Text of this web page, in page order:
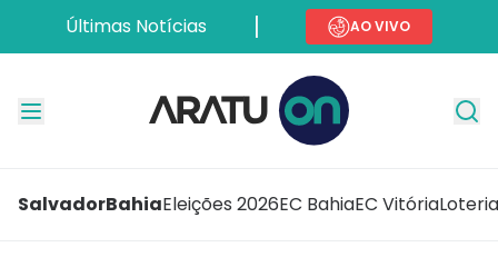
Últimas Notícias AO VIVO
SalvadorBahiaEleições 2026EC BahiaEC Vitória